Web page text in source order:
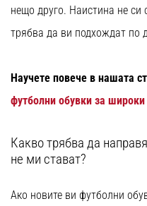
нещо друго. Наистина не си
трябва да ви подхождат
Научете повече в нашата
футболни обувки за широки
Какво трябва да
не ми стават?
Ако новите ви футболни